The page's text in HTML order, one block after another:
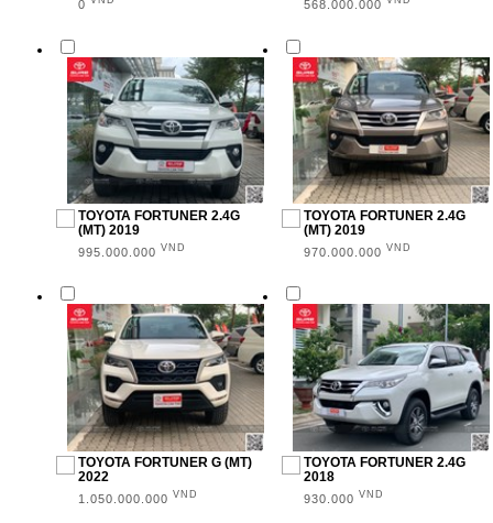
Toyota Cần Thơ (27)
0 568.000.000
TOYOTA FORTUNER 2.4G
(MT) 2019
995.000.000 VND
TOYOTA FORTUNER 2.4G
(MT) 2019
970.000.000 VND
TOYOTA FORTUNER G (MT)
2022
1.050.000.000 VND
TOYOTA FORTUNER 2.4G
2018
930.000 VND